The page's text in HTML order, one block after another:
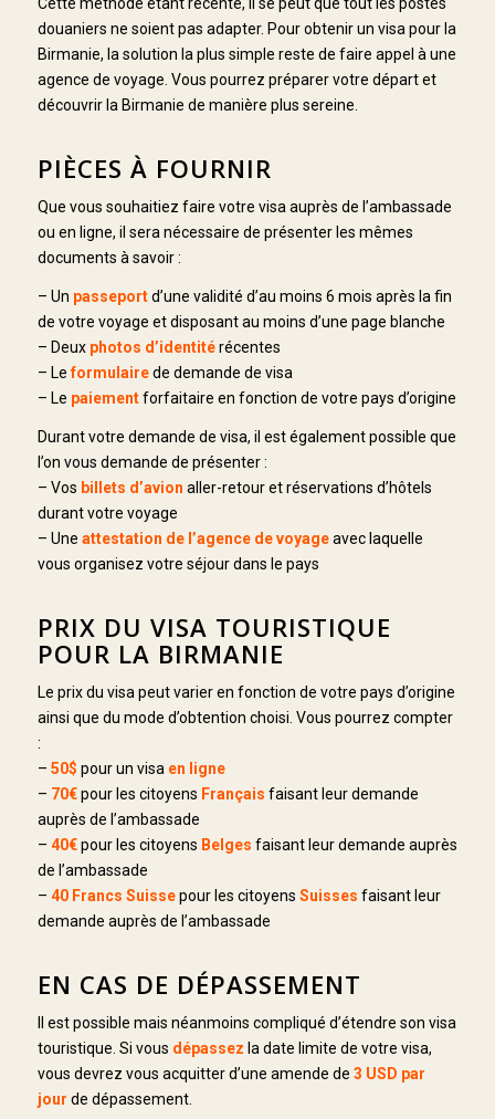
Cette méthode étant récente, il se peut que tout les postes
douaniers ne soient pas adapter. Pour obtenir un visa pour la
Birmanie, la solution la plus simple reste de faire appel à une
agence de voyage. Vous pourrez préparer votre départ et
découvrir la Birmanie de manière plus sereine.
PIÈCES À FOURNIR
Que vous souhaitiez faire votre visa auprès de l’ambassade
ou en ligne, il sera nécessaire de présenter les mêmes
documents à savoir :
– Un passeportd’une validité d’au moins 6 mois après la fin
de votre voyage et disposant au moins d’une page blanche
– Deux photos d’identitérécentes
– Leformulairede demande de visa
– Le paiementforfaitaire en fonction de votre pays d’origine
Durant votre demande de visa, il est également possible que
l’on vous demande de présenter :
– Vos billets d’avion aller-retour et réservations d’hôtels
durant votre voyage
– Une attestation de l’agence de voyageavec laquelle
vous organisez votre séjour dans le pays
PRIX DU VISA TOURISTIQUE
POUR LA BIRMANIE
Le prix du visa peut varier en fonction de votre pays d’origine
ainsi que du mode d’obtention choisi. Vous pourrez compter
:
– 50$ pour un visa en ligne
– 70€pour les citoyens Français faisant leur demande
auprès de l’ambassade
– 40€pour les citoyens Belges faisant leur demande auprès
de l’ambassade
– 40 Francs Suissepour les citoyens Suisses faisant leur
demande auprès de l’ambassade
EN CAS DE DÉPASSEMENT
Il est possible mais néanmoins compliqué d’étendre son visa
touristique. Si vous dépassez la date limite de votre visa,
vous devrez vous acquitter d’une amende de 3 USD par
jour de dépassement.